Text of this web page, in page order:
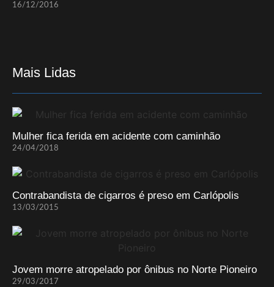
16/12/2016
Mais Lidas
Mulher fica ferida em acidente com caminhão
24/04/2018
Contrabandista de cigarros é preso em Carlópolis
13/03/2015
Jovem morre atropelado por ônibus no Norte Pioneiro
29/03/2017